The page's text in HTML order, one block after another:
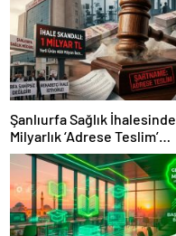
Şanlıurfa Sağlık İhalesinde
Milyarlık ‘Adrese Teslim’
Skandalı İddiası!